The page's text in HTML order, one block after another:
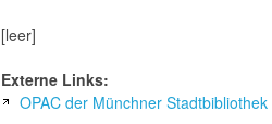
[leer]
Externe Links:
OPAC der Münchner Stadtbibliothek